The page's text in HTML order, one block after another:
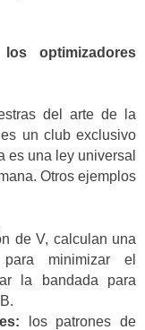
optimizadores
del arte de la
un club exclusivo
es una ley universal
Otros ejemplos
de V, calculan una
minimizar el
la bandada para
los patrones de